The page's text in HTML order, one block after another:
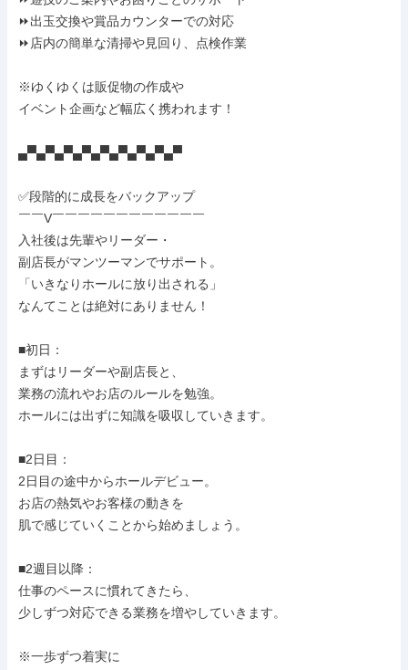
⏩出玉交換や賞品カウンターでの対応
⏩店内の簡単な清掃や見回り、点検作業
※ゆくゆくは販促物の作成や
イベント企画など幅広く携われます！
▄▀▄▀▄▀▄▀▄▀▄▀▄▀▄▀▄▀
✅段階的に成長をバックアップ
￣￣V￣￣￣￣￣￣￣￣￣￣￣￣
入社後は先輩やリーダー・
副店長がマンツーマンでサポート。
「いきなりホールに放り出される」
なんてことは絶対にありません！
■初日：
まずはリーダーや副店長と、
業務の流れやお店のルールを勉強。
ホールには出ずに知識を吸収していきます。
■2日目：
2日目の途中からホールデビュー。
お店の熱気やお客様の動きを
肌で感じていくことから始めましょう。
■2週目以降：
仕事のペースに慣れてきたら、
少しずつ対応できる業務を増やしていきます。
※一歩ずつ着実に